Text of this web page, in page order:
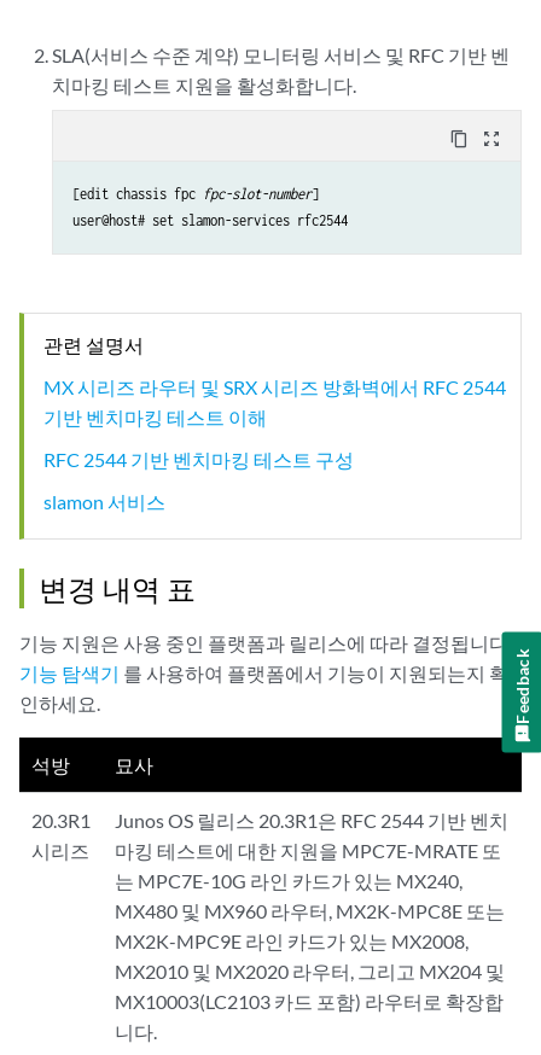
SLA(서비스 수준 계약) 모니터링 서비스 및 RFC 기반 벤
치마킹 테스트 지원을 활성화합니다.
content_copy zoom_out_map
[edit chassis fpc fpc-slot-number]
관련 설명서
MX 시리즈 라우터 및 SRX 시리즈 방화벽에서 RFC 2544
기반 벤치마킹 테스트 이해
RFC 2544 기반 벤치마킹 테스트 구성
slamon 서비스
변경 내역 표
기능 지원은 사용 중인 플랫폼과 릴리스에 따라 결정됩니다.
기능 탐색기 를 사용하여 플랫폼에서 기능이 지원되는지 확
인하세요.
석방 묘사
20.3R1
시리즈
Junos OS 릴리스 20.3R1은 RFC 2544 기반 벤치
마킹 테스트에 대한 지원을 MPC7E-MRATE 또
는 MPC7E-10G 라인 카드가 있는 MX240,
MX480 및 MX960 라우터, MX2K-MPC8E 또는
MX2K-MPC9E 라인 카드가 있는 MX2008,
MX2010 및 MX2020 라우터, 그리고 MX204 및
MX10003(LC2103 카드 포함) 라우터로 확장합
니다.
Feedback